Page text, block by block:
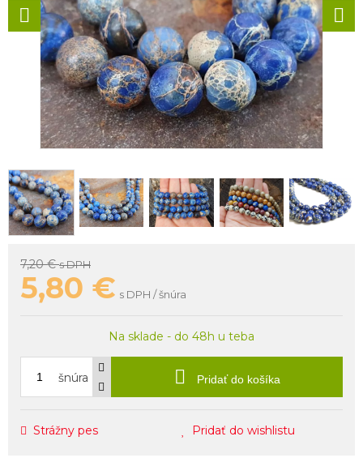
7,20 €s DPH
5,80 € s DPH / šnúra
Na sklade - do 48h u teba
šnúra Pridať do košíka
Strážny pes Pridať do wishlistu